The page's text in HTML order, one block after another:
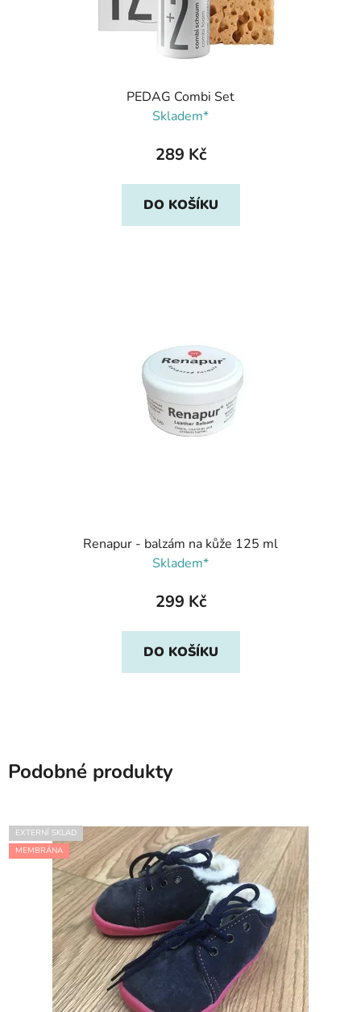
PEDAG Combi Set
Skladem*
289 Kč
DO KOŠÍKU
Renapur - balzám na kůže 125 ml
Skladem*
299 Kč
DO KOŠÍKU
Podobné produkty
EXTERNÍ SKLAD
MEMBRÁNA